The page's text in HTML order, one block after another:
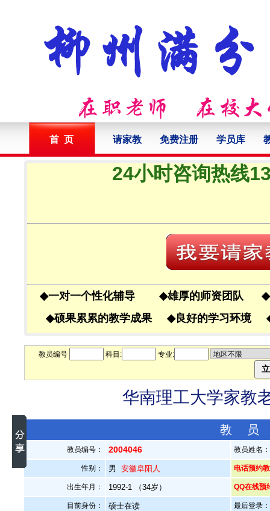
首 页 请家教 免费注册 学员库
24小时咨询热线
◆一对一个性化辅导 ◆雄厚的师资团队 ◆
◆硕果累累的教学成果 ◆良好的学习环境
教员编号 科目: 专业:
华南理工大学家教
教
教员编号： 2004046 教员姓名
性别： 男安徽阜阳人 电话预约
出生年月： 1992-1 （34岁） QQ在线预
目前身份： 硕士在读 最后登录